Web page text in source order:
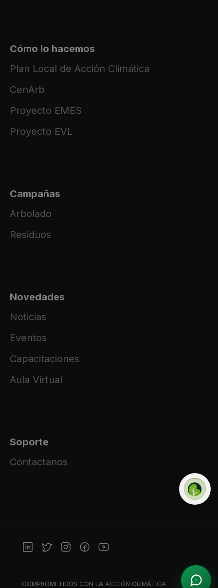
Cómo lo hacemos
Plan Local de Acción Climática
CenArb
Proyecto EMES
Proyecto EVL
Campañas
Arbolado
Residuos
Novedades
Noticias
Eventos
Capacitaciones
Aula Virtual
Soporte
Contactanos
COMPROMETIDOS CON LA ACCIÓN CLIMÁTICA